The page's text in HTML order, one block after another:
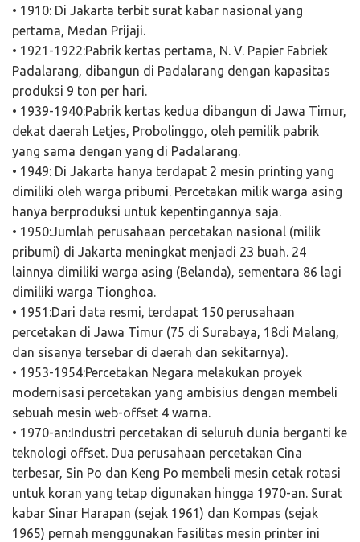
• 1910: Di Jakarta terbit surat kabar nasional yang
pertama, Medan Prijaji.
• 1921-1922:Pabrik kertas pertama, N. V. Papier Fabriek
Padalarang, dibangun di Padalarang dengan kapasitas
produksi 9 ton per hari.
• 1939-1940:Pabrik kertas kedua dibangun di Jawa Timur,
dekat daerah Letjes, Probolinggo, oleh pemilik pabrik
yang sama dengan yang di Padalarang.
• 1949: Di Jakarta hanya terdapat 2 mesin printing yang
dimiliki oleh warga pribumi. Percetakan milik warga asing
hanya berproduksi untuk kepentingannya saja.
• 1950:Jumlah perusahaan percetakan nasional (milik
pribumi) di Jakarta meningkat menjadi 23 buah. 24
lainnya dimiliki warga asing (Belanda), sementara 86 lagi
dimiliki warga Tionghoa.
• 1951:Dari data resmi, terdapat 150 perusahaan
percetakan di Jawa Timur (75 di Surabaya, 18di Malang,
dan sisanya tersebar di daerah dan sekitarnya).
• 1953-1954:Percetakan Negara melakukan proyek
modernisasi percetakan yang ambisius dengan membeli
sebuah mesin web-offset 4 warna.
• 1970-an:Industri percetakan di seluruh dunia berganti ke
teknologi offset. Dua perusahaan percetakan Cina
terbesar, Sin Po dan Keng Po membeli mesin cetak rotasi
untuk koran yang tetap digunakan hingga 1970-an. Surat
kabar Sinar Harapan (sejak 1961) dan Kompas (sejak
1965) pernah menggunakan fasilitas mesin printer ini